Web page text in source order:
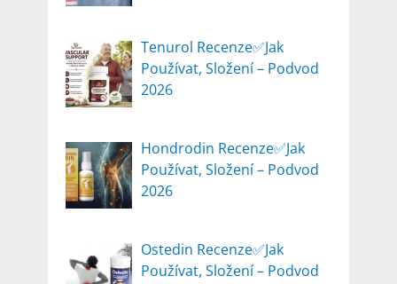
Tenurol Recenze✅Jak
Používat, Složení – Podvod
2026
Hondrodin Recenze✅Jak
Používat, Složení – Podvod
2026
Ostedin Recenze✅Jak
Používat, Složení – Podvod